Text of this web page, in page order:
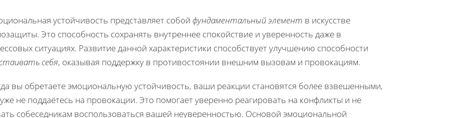
устойчивость представляет собой фундаментальный элемент в искусстве
Это способность сохранять внутреннее спокойствие и уверенность даже в
ситуациях. Развитие данной характеристики способствует улучшению способности
себя, оказывая поддержку в противостоянии внешним вызовам и провокациям.
вы обретаете эмоциональную устойчивость, ваши реакции становятся более взвешенными,
не поддаётесь на провокации. Это помогает уверенно реагировать на конфликты и не
собеседникам воспользоваться вашей неуверенностью. Основой эмоциональной